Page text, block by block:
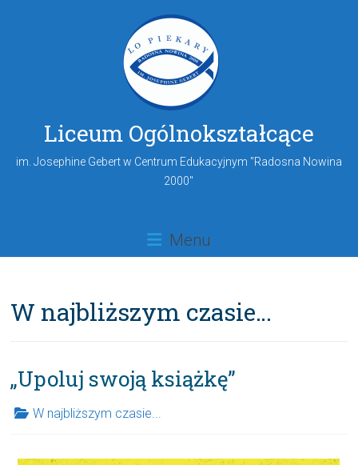
Liceum Ogólnokształcące
im. Josephine Gebert w Centrum Edukacyjnym "Radosna Nowina
2000"
Menu
W najbliższym czasie…
„Upoluj swoją książkę”
W najbliższym czasie...